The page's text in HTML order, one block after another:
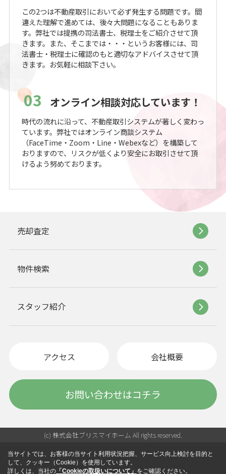
この2つは不動産取引において必ず発生する問題です。間
違えた理解で進めては、後々大問題になることもありま
す。弊社では提携の司法書士、税理士をご紹介させて頂
きます。また、そこまでは・・・というお客様には、司
法書士・税理士に確認のもと適切なアドバイスさせて頂
きます。お気軽に相談下さい。
03 オンライン相談対応しています！
時代の流れに沿って、不動産取引システムが著しく変わっ
ています。弊社ではオンライン商談システム
（FaceTime・Zoom・Line・Webexなど）を構築して
おりますので、リスクが低くより安全にお取引させて頂
けるよう努めております。
売却査定
物件検索
スタッフ紹介
アクセス 会社概要
お問い合わせはコチラ
(c) 株式会社ブリスマイホーム All rights reserved.
当サイトでは、お客様の当サイト利用状況把握、サービス向上検討を目的と
して、クッキー（Cookie）を使用しています。
詳しくは、当社の 「Cookieの取扱いについて」 をご確認ください。